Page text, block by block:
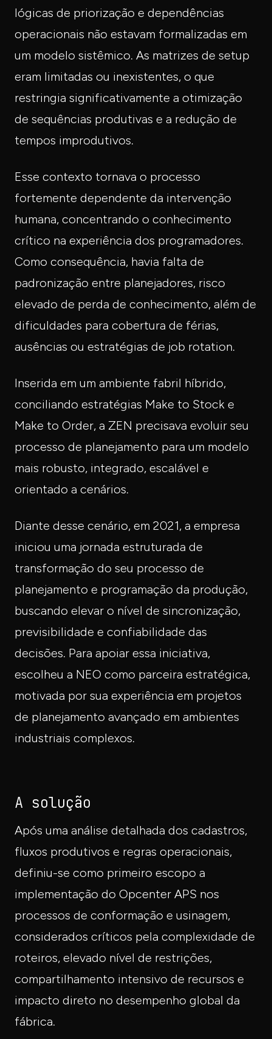
lógicas de priorização e dependências
operacionais não estavam formalizadas em
um modelo sistêmico. As matrizes de setup
eram limitadas ou inexistentes, o que
restringia significativamente a otimização
de sequências produtivas e a redução de
tempos improdutivos.
Esse contexto tornava o processo
fortemente dependente da intervenção
humana, concentrando o conhecimento
crítico na experiência dos programadores.
Como consequência, havia falta de
padronização entre planejadores, risco
elevado de perda de conhecimento, além de
dificuldades para cobertura de férias,
ausências ou estratégias de job rotation.
Inserida em um ambiente fabril híbrido,
conciliando estratégias Make to Stock e
Make to Order, a ZEN precisava evoluir seu
processo de planejamento para um modelo
mais robusto, integrado, escalável e
orientado a cenários.
Diante desse cenário, em 2021, a empresa
iniciou uma jornada estruturada de
transformação do seu processo de
planejamento e programação da produção,
buscando elevar o nível de sincronização,
previsibilidade e confiabilidade das
decisões. Para apoiar essa iniciativa,
escolheu a NEO como parceira estratégica,
motivada por sua experiência em projetos
de planejamento avançado em ambientes
industriais complexos.
A solução
Após uma análise detalhada dos cadastros,
fluxos produtivos e regras operacionais,
definiu-se como primeiro escopo a
implementação do Opcenter APS nos
processos de conformação e usinagem,
considerados críticos pela complexidade de
roteiros, elevado nível de restrições,
compartilhamento intensivo de recursos e
impacto direto no desempenho global da
fábrica.